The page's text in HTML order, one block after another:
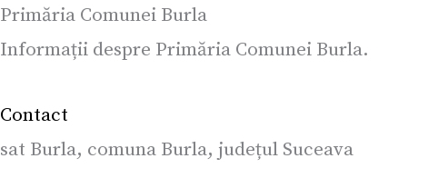
Primăria Comunei Burla
Informații despre Primăria Comunei Burla.
Contact
sat Burla, comuna Burla, județul Suceava